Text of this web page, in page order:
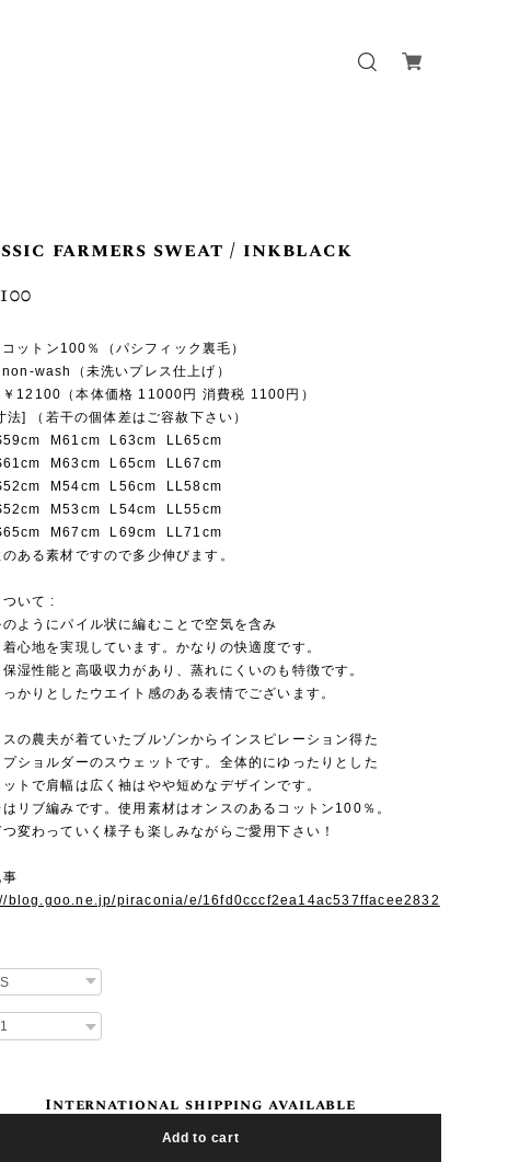
farmers sweat / inkblack
ットン100％（パシフィック裏毛）
wash（未洗いプレス仕上げ）
12100（本体価格 11000円 消費税 1100円）
法] （若干の個体差はご容赦下さい）
M61cm L63cm LL65cm
M63cm L65cm LL67cm
M54cm L56cm LL58cm
M53cm L54cm LL55cm
M67cm L69cm LL71cm
ある素材ですので多少伸びます。
いて :
のようにパイル状に編むことで空気を含み
心地を実現しています。かなりの快適度です。
湿性能と高吸収力があり、蒸れにくいのも特徴です。
かりとしたウエイト感のある表情でございます。
スの農夫が着ていたブルゾンからインスピレーション得た
プショルダーのスウェットです。全体的にゆったりとした
トで肩幅は広く袖はやや短めなデザインです。
リブ編みです。使用素材はオンスのあるコットン100％。
つ変わっていく様子も楽しみながらご愛用下さい！
事
blog.goo.ne.jp/piraconia/e/16fd0cccf2ea14ac537ffacee2832
International shipping available
Add to cart